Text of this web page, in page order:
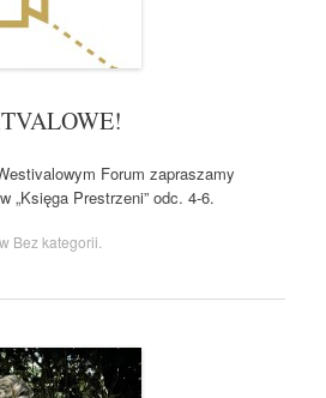
Forum zapraszamy
„Księga Prestrzeni” odc. 4-6.
w Bez kategorii